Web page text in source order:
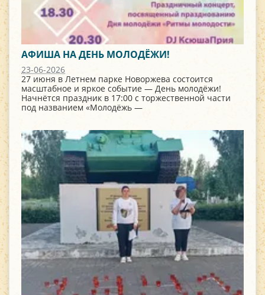
АФИША НА ДЕНЬ МОЛОДЁЖИ!
23-06-2026
27 июня в Летнем парке Новоржева состоится
масштабное и яркое событие — День молодёжи!
Начнётся праздник в 17:00 с торжественной части
под названием «Молодёжь —